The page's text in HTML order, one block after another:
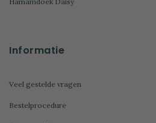
Informatie
Veel gestelde vragen
Bestelprocedure